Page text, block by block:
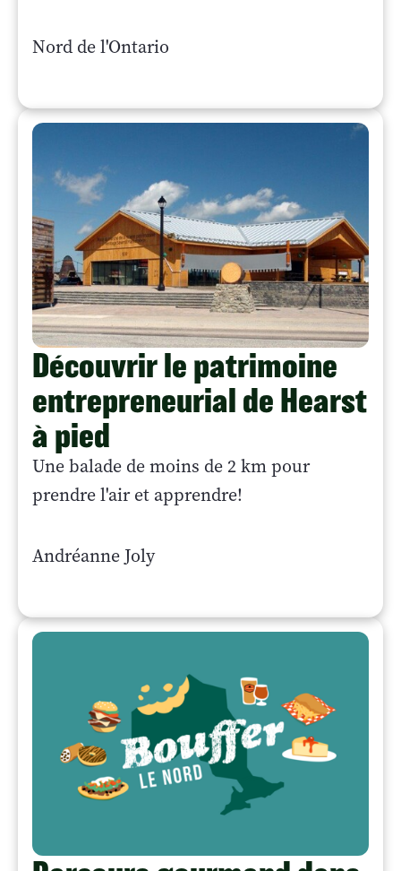
Nord de l'Ontario
Découvrir le patrimoine
entrepreneurial de Hearst
à pied
Une balade de moins de 2 km pour
prendre l'air et apprendre!
Andréanne Joly